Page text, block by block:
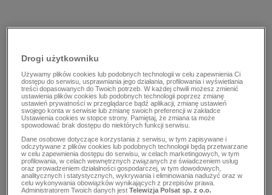
Drogi użytkowniku
Używamy plików cookies lub podobnych technologii w celu zapewnienia Ci
dostępu do serwisu, usprawniania jego działania, profilowania i wyświetlania
treści dopasowanych do Twoich potrzeb. W każdej chwili możesz zmienić
ustawienia plików cookies lub podobnych technologii poprzez zmianę
ustawień prywatności w przeglądarce bądź aplikacji, zmianę ustawień
swojego konta w serwisie lub zmianę swoich preferencji w zakładce
Ustawienia cookies w stopce strony. Pamiętaj, że zmiana ta może
spowodować brak dostępu do niektórych funkcji serwisu.
Dane osobowe dotyczące korzystania z serwisu, w tym zapisywane i
odczytywane z plików cookies lub podobnych technologii będą przetwarzane
w celu zapewnienia dostępu do serwisu, w celach marketingowych, w tym
profilowania, w celach wewnętrznych związanych ze świadczeniem usług
oraz prowadzeniem działalności gospodarczej, w tym dowodowych,
analitycznych i statystycznych, wykrywania i eliminowania nadużyć oraz w
celu wykonywania obowiązków wynikających z przepisów prawa.
Administratorem Twoich danych jestTelewizja Polsat sp. z o.o.